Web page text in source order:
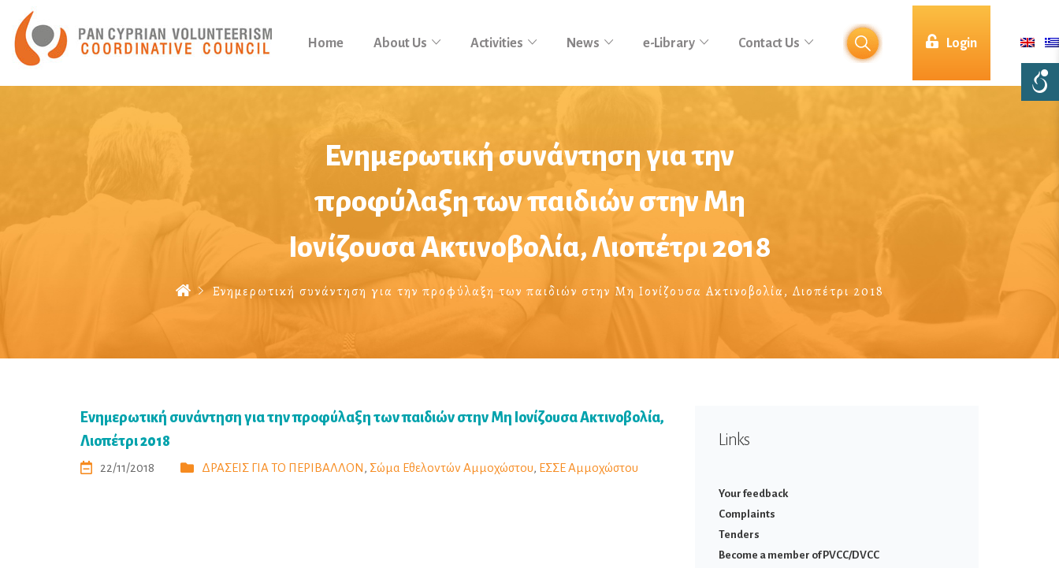
Home About Us Activities News e-Library Contact Us Login
Ενημερωτική συνάντηση για την
προφύλαξη των παιδιών στην Μη
Ιονίζουσα Ακτινοβολία, Λιοπέτρι 2018
Ενημερωτική συνάντηση για την προφύλαξη των παιδιών στην Μη Ιονίζουσα Ακτινοβολία, Λιοπέτρι 2018
Ενημερωτική συνάντηση για την προφύλαξη των παιδιών στην Μη Ιονίζουσα Ακτινοβολία,
Λιοπέτρι 2018
22/11/2018 ΔΡΑΣΕΙΣ ΓΙΑ ΤΟ ΠΕΡΙΒΑΛΛΟΝ, Σώμα Εθελοντών Αμμοχώστου, ΕΣΣΕ Αμμοχώστου
Links
Your feedback
Complaints
Tenders
Become a member of PVCC/DVCC